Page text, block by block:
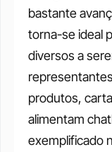
bastante
torna-se ideal
diversos a
produtos,
alimentam
exemplificado